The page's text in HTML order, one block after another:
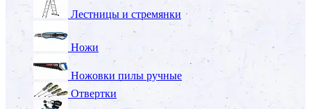
Лестницы и стремянки
Ножи
Ножовки пилы ручные
Отвертки